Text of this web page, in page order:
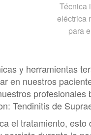
Técnica
eléctrica
para
y herramientas
en nuestros
Tendinitis de
el tratamiento,